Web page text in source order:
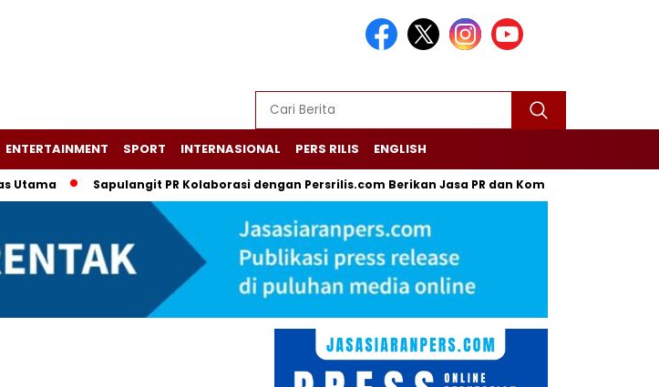
ENTERTAINMENT SPORT INTERNASIONAL PERS RILIS ENGLISH
Sapulangit PR Kolaborasi dengan Persrilis.com Berikan Jasa PR dan Komunikasi Terpadu Lewat